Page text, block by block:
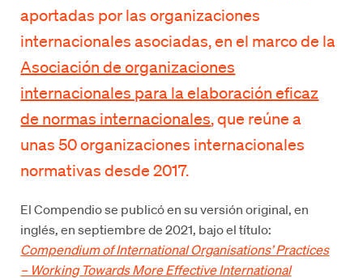
aportadas por las organizaciones
internacionales asociadas, en el marco de la
Asociación de organizaciones
internacionales para la elaboración eficaz
de normas internacionales, que reúne a
unas 50 organizaciones internacionales
normativas desde 2017.
El Compendio se publicó en su versión original, en
inglés, en septiembre de 2021, bajo el título:
Compendium of International Organisations’ Practices
– Working Towards More Effective International